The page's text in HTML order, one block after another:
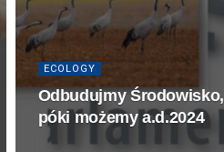
ECOLOGY
Odbudujmy Środowisko,
póki możemy a.d.2024